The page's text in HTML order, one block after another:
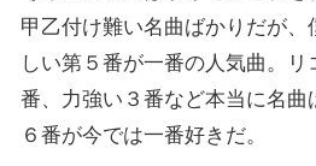
甲乙付け難い名曲ばかりだが
しい第５番が一番の人気曲。
番、力強い３番など本当に名
６番が今では一番好きだ。